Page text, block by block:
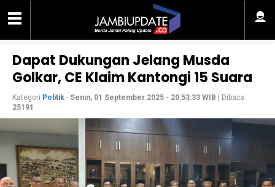
Dapat Dukungan Jelang Musda
Golkar, CE Klaim Kantongi 15 Suara
Kategori Politik - Senin, 01 September 2025 - 20:53:33 WIB | Dibaca:
25191